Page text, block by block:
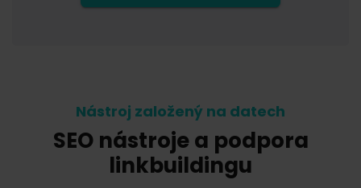
Nástroj založený na datech
SEO nástroje a podpora
linkbuildingu